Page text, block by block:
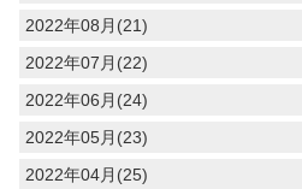
2022年08月(21)
2022年07月(22)
2022年06月(24)
2022年05月(23)
2022年04月(25)